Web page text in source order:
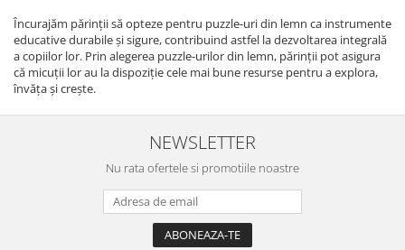
Încurajăm părinții să opteze pentru puzzle-uri din lemn ca instrumente
educative durabile și sigure, contribuind astfel la dezvoltarea integrală
a copiilor lor. Prin alegerea puzzle-urilor din lemn, părinții pot asigura
că micuții lor au la dispoziție cele mai bune resurse pentru a explora,
învăța și crește.
NEWSLETTER
Nu rata ofertele si promotiile noastre